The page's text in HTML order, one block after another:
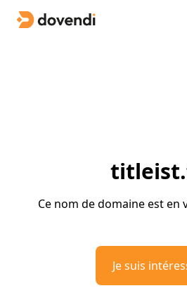
Ce nom de domaine est en
Je suis